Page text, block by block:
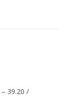
– 39.20 /